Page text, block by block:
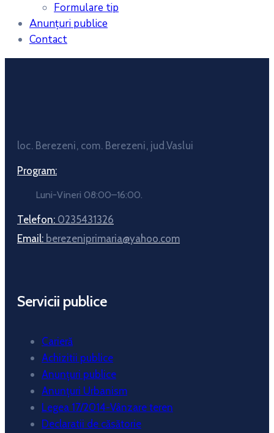
Formulare tip
Anunțuri publice
Contact
loc. Berezeni, com. Berezeni, jud.Vaslui
Program:
Luni-Vineri 08:00–16:00.
Telefon: 0235431326
Email: berezeniprimaria@yahoo.com
Servicii publice
Carieră
Achizitii publice
Anunțuri publice
Anunțuri Urbanism
Legea 17/2014-Vânzare teren
Declaratii de căsătorie